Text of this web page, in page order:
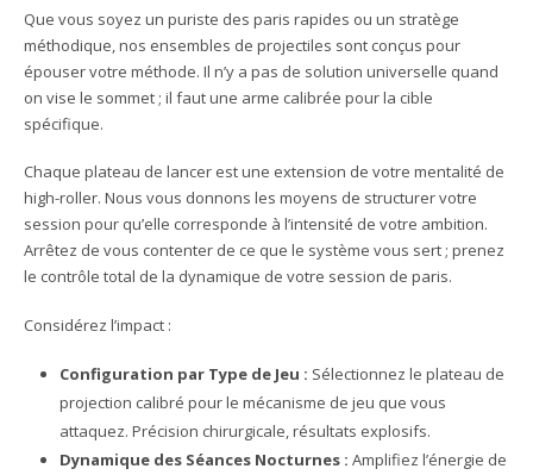
Que vous soyez un puriste des paris rapides ou un stratège
méthodique, nos ensembles de projectiles sont conçus pour
épouser votre méthode. Il n’y a pas de solution universelle quand
on vise le sommet ; il faut une arme calibrée pour la cible
spécifique.
Chaque plateau de lancer est une extension de votre mentalité de
high-roller. Nous vous donnons les moyens de structurer votre
session pour qu’elle corresponde à l’intensité de votre ambition.
Arrêtez de vous contenter de ce que le système vous sert ; prenez
le contrôle total de la dynamique de votre session de paris.
Considérez l’impact :
Configuration par Type de Jeu : Sélectionnez le plateau de
projection calibré pour le mécanisme de jeu que vous
attaquez. Précision chirurgicale, résultats explosifs.
Dynamique des Séances Nocturnes : Amplifiez l’énergie de